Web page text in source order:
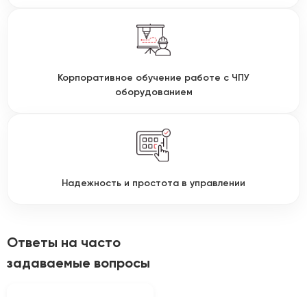
Корпоративное обучение работе с ЧПУ
оборудованием
Надежность и простота в управлении
Ответы на часто
задаваемые вопросы